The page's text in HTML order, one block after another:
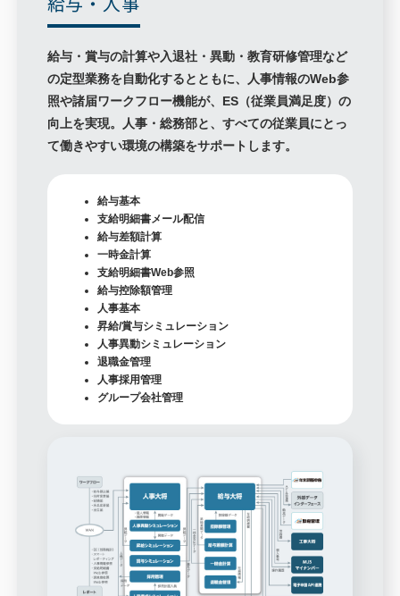
給与・賞与の計算や入退社・異動・教育研修管理など
の定型業務を自動化するとともに、人事情報のWeb参
照や諸届ワークフロー機能が、ES（従業員満足度）の
向上を実現。人事・総務部と、すべての従業員にとっ
て働きやすい環境の構築をサポートします。
給与基本
支給明細書メール配信
給与差額計算
一時金計算
支給明細書Web参照
給与控除額管理
人事基本
昇給/賞与シミュレーション
人事異動シミュレーション
退職金管理
人事採用管理
グループ会社管理